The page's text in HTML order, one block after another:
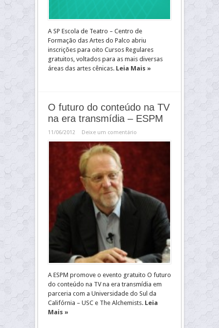
A SP Escola de Teatro – Centro de
Formação das Artes do Palco abriu
inscrições para oito Cursos Regulares
gratuitos, voltados para as mais diversas
áreas das artes cênicas. Leia Mais »
O futuro do conteúdo na TV
na era transmídia – ESPM
11/06/2012 Deixe um comentário
A ESPM promove o evento gratuito O futuro
do conteúdo na TV na era transmídia em
parceria com a Universidade do Sul da
Califórnia – USC e The Alchemists. Leia
Mais »